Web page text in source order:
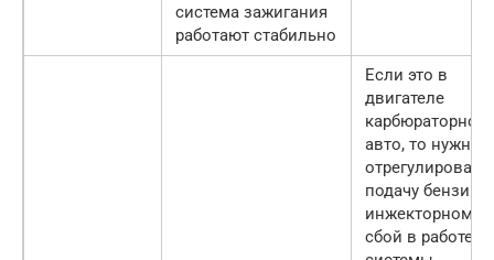
система зажигания
работают стабильно
Если это в
двигателе
карбюраторного
авто, то нужно
отрегулировать
подачу
инжекторном
сбой в работе